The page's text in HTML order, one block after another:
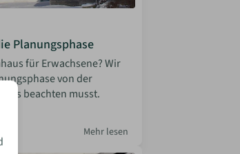
Planungsphase
für Erwachsene? Wir
von der
beachten musst.
Mehr lesen